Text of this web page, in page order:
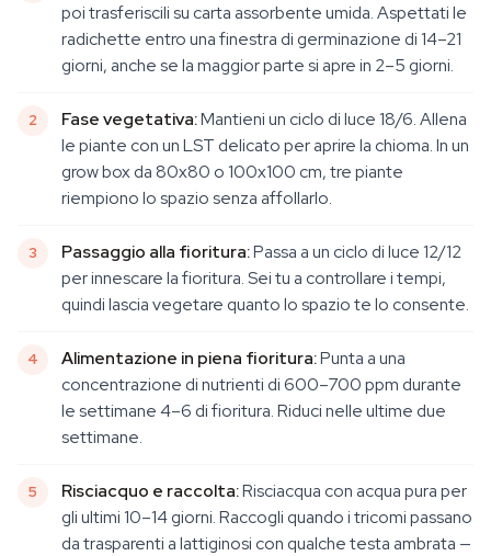
poi trasferiscili su carta assorbente umida. Aspettati le
radichette entro una finestra di germinazione di 14–21
giorni, anche se la maggior parte si apre in 2–5 giorni.
Fase vegetativa:Mantieni un ciclo di luce 18/6. Allena
le piante con un LST delicato per aprire la chioma. In un
grow box da 80x80 o 100x100 cm, tre piante
riempiono lo spazio senza affollarlo.
Passaggio alla fioritura:Passa a un ciclo di luce 12/12
per innescare la fioritura. Sei tu a controllare i tempi,
quindi lascia vegetare quanto lo spazio te lo consente.
Alimentazione in piena fioritura:Punta a una
concentrazione di nutrienti di 600–700 ppm durante
le settimane 4–6 di fioritura. Riduci nelle ultime due
settimane.
Risciacquo e raccolta:Risciacqua con acqua pura per
gli ultimi 10–14 giorni. Raccogli quando i tricomi passano
da trasparenti a lattiginosi con qualche testa ambrata —